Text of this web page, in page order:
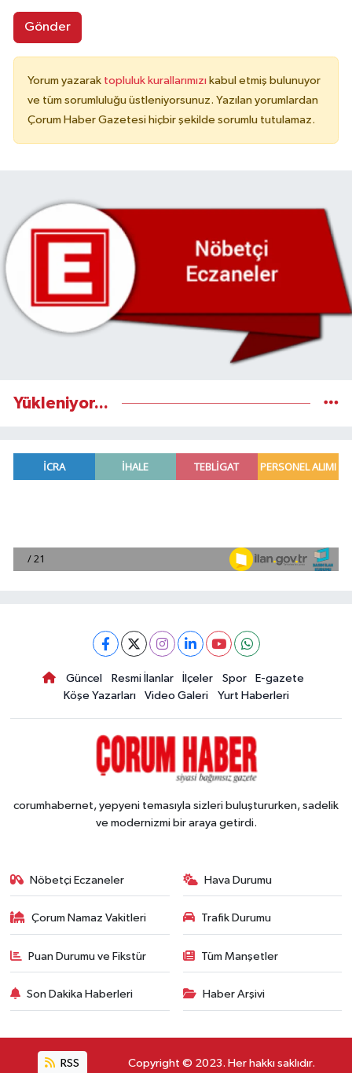
Gönder
Yorum yazarak topluluk kurallarımızı kabul etmiş bulunuyor
ve tüm sorumluluğu üstleniyorsunuz. Yazılan yorumlardan
Çorum Haber Gazetesi hiçbir şekilde sorumlu tutulamaz.
Yükleniyor...
Güncel Resmi İlanlar İlçeler Spor
E-gazete
Köşe Yazarları
Video Galeri Yurt Haberleri
corumhabernet, yepyeni temasıyla sizleri buluştururken, sadelik
ve modernizmi bir araya getirdi.
Nöbetçi Eczaneler Hava Durumu
Çorum Namaz Vakitleri Trafik Durumu
Puan Durumu ve Fikstür Tüm Manşetler
Son Dakika Haberleri Haber Arşivi
RSS Copyright © 2023. Her hakkı saklıdır.